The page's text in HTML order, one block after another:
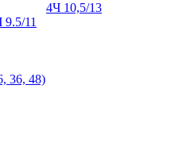
4Ч 10,5/13
11
36, 48)